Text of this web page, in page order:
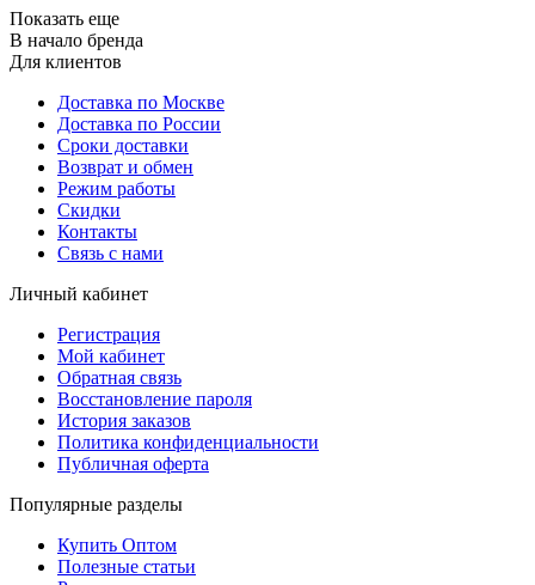
Показать еще
В начало бренда
Для клиентов
Доставка по Москве
Доставка по России
Сроки доставки
Возврат и обмен
Режим работы
Скидки
Контакты
Связь с нами
Личный кабинет
Регистрация
Мой кабинет
Обратная связь
Восстановление пароля
История заказов
Политика конфиденциальности
Публичная оферта
Популярные разделы
Купить Оптом
Полезные статьи